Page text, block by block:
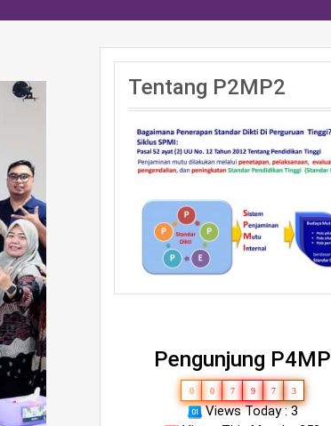
Tentang P2MP2
Pengunjung P4MP
0 0 7 9 7 3
Views Today : 3